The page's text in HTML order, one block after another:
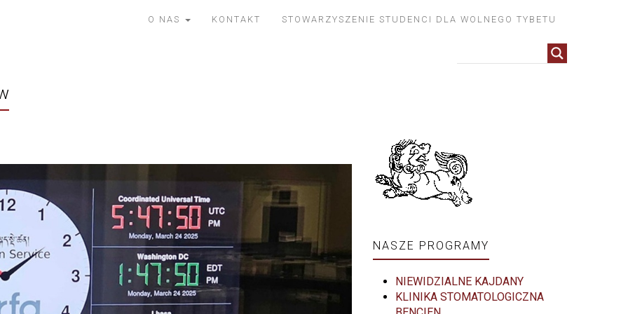
O NAS KONTAKT STOWARZYSZENIE STUDENCI DLA WOLNEGO TYBETU
NASZE PROGRAMY
NIEWIDZIALNE KAJDANY
KLINIKA STOMATOLOGICZNA